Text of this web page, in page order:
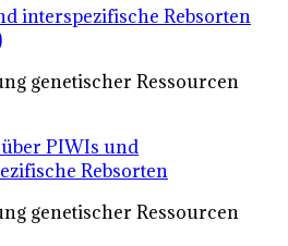
interspezifische Rebsorten
genetischer Ressourcen
PIWIs und
Rebsorten
genetischer Ressourcen